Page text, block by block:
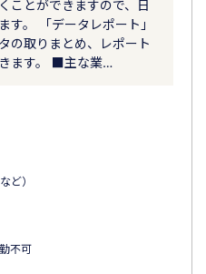
ことができますので、日
す。 「データレポート」
の取りまとめ、レポート
ます。 ■主な業…
ど）
不可